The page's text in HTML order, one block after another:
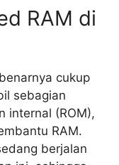
RAM di
cukup
sebagian
internal (ROM),
RAM.
berjalan